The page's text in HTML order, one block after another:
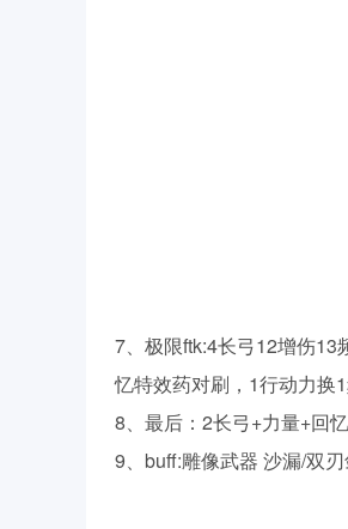
7、极限ftk:4长弓12增伤13
忆特效药对刷，1行动力换1
8、最后：2长弓+力量+回
9、buff:雕像武器 沙漏/双